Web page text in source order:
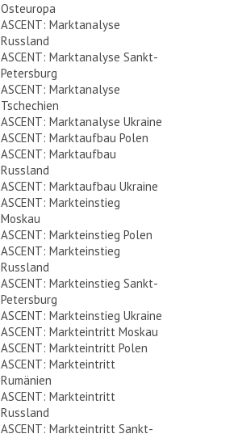
Osteuropa
ASCENT: Marktanalyse
Russland
ASCENT: Marktanalyse Sankt-
Petersburg
ASCENT: Marktanalyse
Tschechien
ASCENT: Marktanalyse Ukraine
ASCENT: Marktaufbau Polen
ASCENT: Marktaufbau
Russland
ASCENT: Marktaufbau Ukraine
ASCENT: Markteinstieg
Moskau
ASCENT: Markteinstieg Polen
ASCENT: Markteinstieg
Russland
ASCENT: Markteinstieg Sankt-
Petersburg
ASCENT: Markteinstieg Ukraine
ASCENT: Markteintritt Moskau
ASCENT: Markteintritt Polen
ASCENT: Markteintritt
Rumänien
ASCENT: Markteintritt
Russland
ASCENT: Markteintritt Sankt-